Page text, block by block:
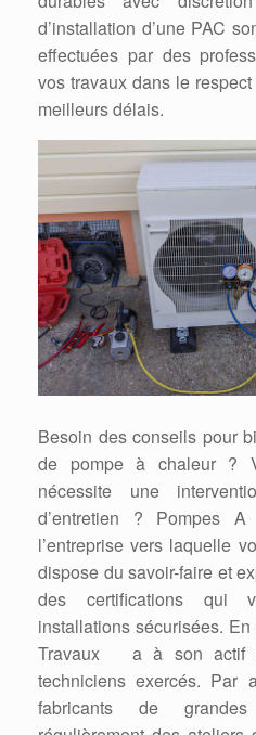
d’installation d’une PAC
effectuées par des
vos travaux dans le
meilleurs délais.
Besoin des conseils pour
de pompe à chaleur ?
nécessite une
d’entretien ? Pompes
l’entreprise vers laquelle
dispose du savoir-faire et
des certifications qui
installations sécurisées.
Travaux a à son actif
techniciens exercés. Par
fabricants de